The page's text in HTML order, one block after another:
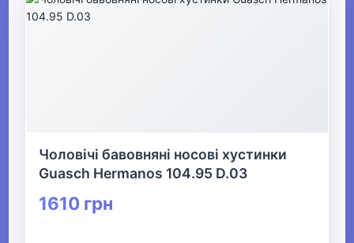
Чоловічі бавовняні носові хустинки
Guasch Hermanos 104.95 D.03
1610 грн